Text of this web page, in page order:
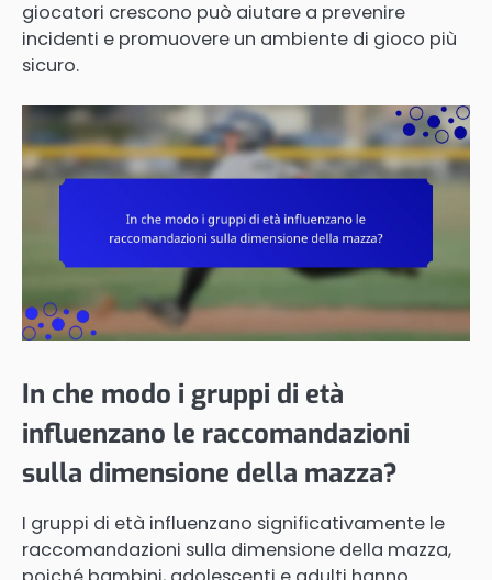
giocatori crescono può aiutare a prevenire
incidenti e promuovere un ambiente di gioco più
sicuro.
In che modo i gruppi di età
influenzano le raccomandazioni
sulla dimensione della mazza?
I gruppi di età influenzano significativamente le
raccomandazioni sulla dimensione della mazza,